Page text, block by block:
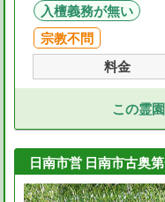
入檀義務が無い
宗教不問
料金
この霊
日南市営 日南市古奥第